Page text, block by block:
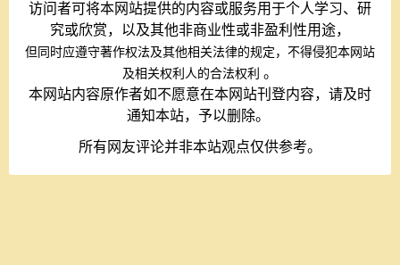
访问者可将本网站提供的内容或服务用于个人学习、研
究或欣赏，以及其他非商业性或非盈利性用途，
但同时应遵守著作权法及其他相关法律的规定，不得侵犯本网站
及相关权利人的合法权利 。
本网站内容原作者如不愿意在本网站刊登内容，请及时
通知本站，予以删除。
所有网友评论并非本站观点仅供参考。